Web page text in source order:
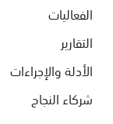
الفعاليات
التقارير
الأدلة والإجراءات
شركاء النجاح